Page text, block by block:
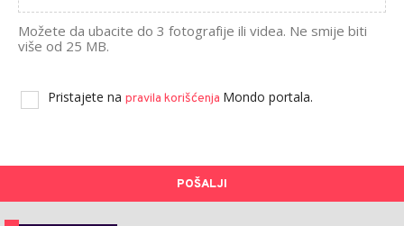
Možete da ubacite do 3 fotografije ili videa. Ne smije biti
više od 25 MB.
Pristajete na pravila korišćenja Mondo portala.
POŠALJI